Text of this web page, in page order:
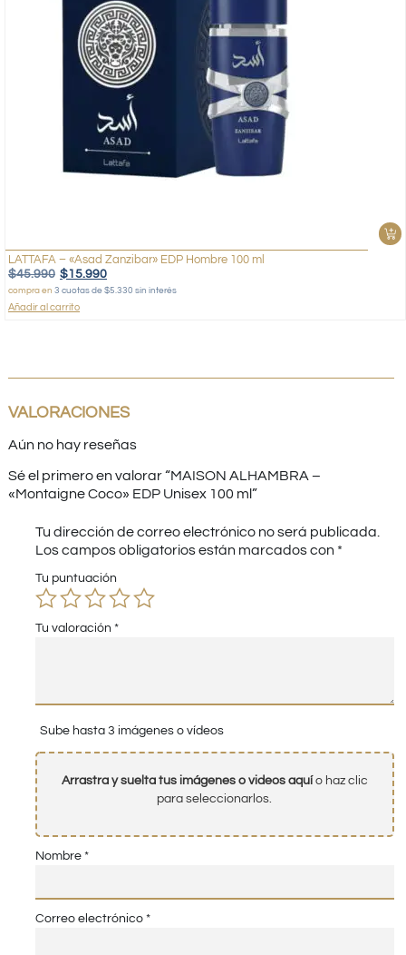
LATTAFA – «Asad Zanzibar» EDP Hombre 100 ml
$45.990 $15.990
compra en 3 cuotas de $5.330 sin interés
Añadir al carrito
VALORACIONES
Aún no hay reseñas
Sé el primero en valorar “MAISON ALHAMBRA –
«Montaigne Coco» EDP Unisex 100 ml”
Tu dirección de correo electrónico no será publicada.
Los campos obligatorios están marcados con *
Tu puntuación
Tu valoración *
Sube hasta 3 imágenes o vídeos
Arrastra y suelta tus imágenes o videos aquío haz clic
para seleccionarlos.
Nombre *
Correo electrónico *